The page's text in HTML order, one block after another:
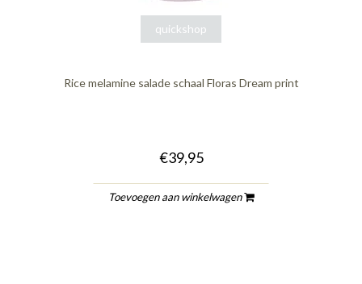
quickshop
Rice melamine salade schaal Floras Dream print
€39,95
Toevoegen aan winkelwagen